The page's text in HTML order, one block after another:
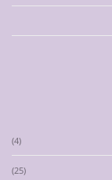
(4)
(25)